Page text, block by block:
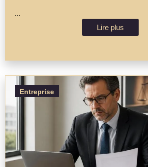
...
Lire plus
Entreprise